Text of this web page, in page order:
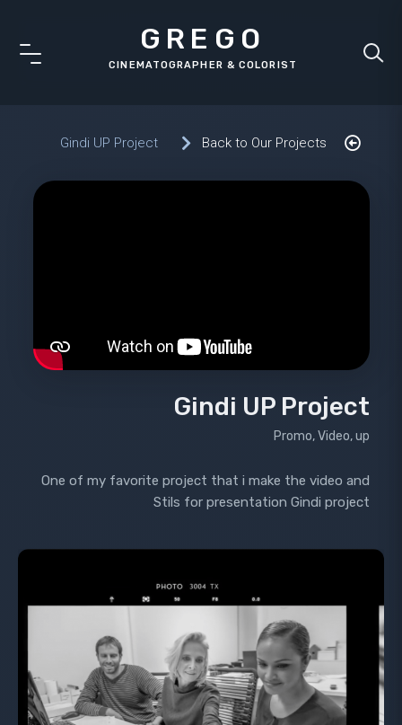
GREGO
Back to Our Projects
Gindi UP Project
Gindi UP Project
Promo, Video, up
One of my favorite project that i make the video and
Stils for presentation Gindi project